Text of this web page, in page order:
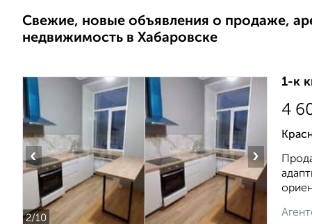
Свежие, новые объявления о продаже,
недвижимость в Хабаровске
2/10
‹ ›
1-к
4